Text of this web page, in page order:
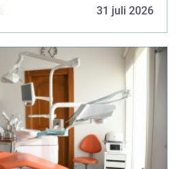
31 juli 2026